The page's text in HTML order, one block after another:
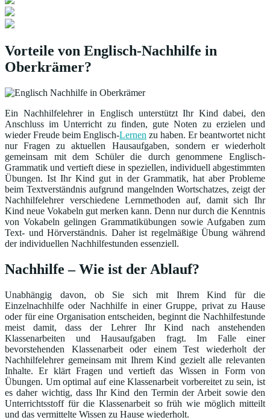
Vorteile von Englisch-Nachhilfe in
Oberkrämer?
Ein Nachhilfelehrer in Englisch unterstützt Ihr Kind dabei, den
Anschluss im Unterricht zu finden, gute Noten zu erzielen und
wieder Freude beim Englisch-Lernen zu haben. Er beantwortet nicht
nur Fragen zu aktuellen Hausaufgaben, sondern er wiederholt
gemeinsam mit dem Schüler die durch genommene Englisch-
Grammatik und vertieft diese in speziellen, individuell abgestimmten
Übungen. Ist Ihr Kind gut in der Grammatik, hat aber Probleme
beim Textverständnis aufgrund mangelnden Wortschatzes, zeigt der
Nachhilfelehrer verschiedene Lernmethoden auf, damit sich Ihr
Kind neue Vokabeln gut merken kann. Denn nur durch die Kenntnis
von Vokabeln gelingen Grammatikübungen sowie Aufgaben zum
Text- und Hörverständnis. Daher ist regelmäßige Übung während
der individuellen Nachhilfestunden essenziell.
Nachhilfe – Wie ist der Ablauf?
Unabhängig davon, ob Sie sich mit Ihrem Kind für die
Einzelnachhilfe oder Nachhilfe in einer Gruppe, privat zu Hause
oder für eine Organisation entscheiden, beginnt die Nachhilfestunde
meist damit, dass der Lehrer Ihr Kind nach anstehenden
Klassenarbeiten und Hausaufgaben fragt. Im Falle einer
bevorstehenden Klassenarbeit oder einem Test wiederholt der
Nachhilfelehrer gemeinsam mit Ihrem Kind gezielt alle relevanten
Inhalte. Er klärt Fragen und vertieft das Wissen in Form von
Übungen. Um optimal auf eine Klassenarbeit vorbereitet zu sein, ist
es daher wichtig, dass Ihr Kind den Termin der Arbeit sowie den
Unterrichtsstoff für die Klassenarbeit so früh wie möglich mitteilt
und das vermittelte Wissen zu Hause wiederholt.